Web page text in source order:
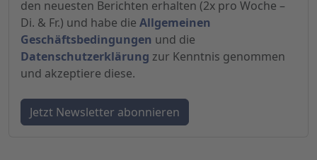
den neuesten Berichten erhalten (2x pro Woche –
Di. & Fr.) und habe die Allgemeinen
Geschäftsbedingungen und die
Datenschutzerklärung zur Kenntnis genommen
und akzeptiere diese.